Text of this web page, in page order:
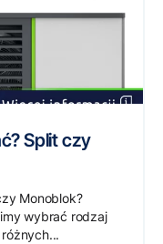
Split czy
Monoblok?
wybrać rodzaj